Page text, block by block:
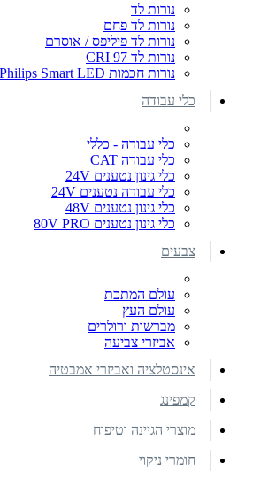
נורות לד
נורות לד פחם
נורות לד פיליפס / אוסרם
נורות לד CRI 97
נורות חכמות Philips Smart LED
כלי עבודה
כלי עבודה - כללי
כלי עבודה CAT
כלי גינון נטענים 24V
כלי עבודה נטענים 24V
כלי גינון נטענים 48V
כלי גינון נטענים 80V PRO
צבעים
עולם המתכת
עולם העץ
מברשות ורולרים
אביזרי צביעה
אינסטלציה ואביזרי אמבטיה
קמפינג
מוצרי הגיינה וטיפוח
חומרי ניקוי